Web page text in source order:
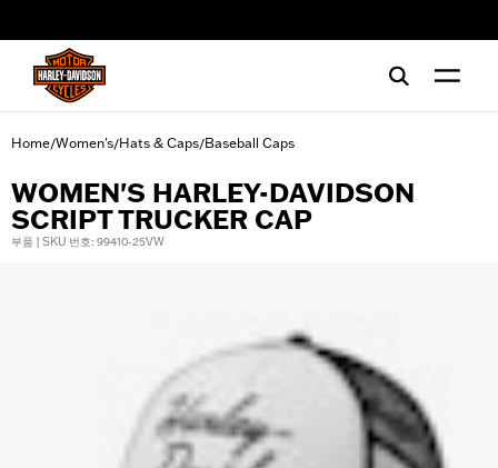
Home/Women's/Hats & Caps/Baseball Caps
WOMEN'S HARLEY-DAVIDSON
SCRIPT TRUCKER CAP
부품 | SKU 번호: 99410-25VW